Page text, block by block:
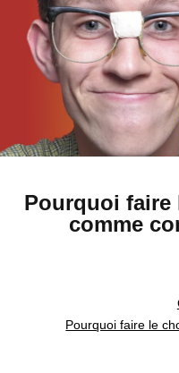
Pourquoi faire
comme
Pourquoi faire le